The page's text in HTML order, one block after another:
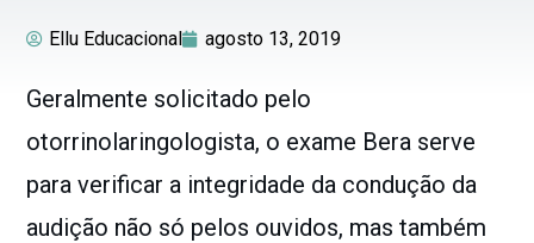
Ellu Educacional agosto 13, 2019
Geralmente solicitado pelo
otorrinolaringologista, o exame Bera serve
para verificar a integridade da condução da
audição não só pelos ouvidos, mas também